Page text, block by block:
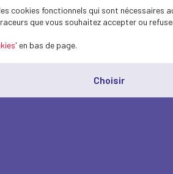
cookies fonctionnels qui sont
que vous souhaitez accepter ou
en bas de page.
Choisir